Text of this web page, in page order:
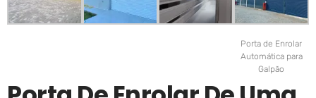
Porta de Enrolar
Automática para
Galpão